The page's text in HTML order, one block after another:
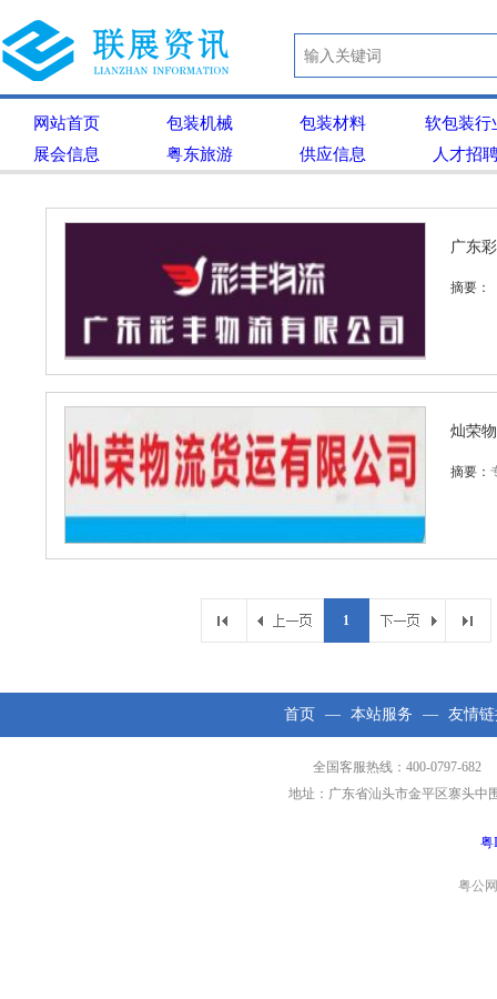
网站首页 包装机械 包装材料
软包装行
展会信息
粤东旅游 供应信息 人才招
广东
摘要：
灿荣
摘要：
1
首页 — 本站服务 — 友情
全国客服热线：400-0797-
地址：广东省汕头市金平区寨头
粤
粤公